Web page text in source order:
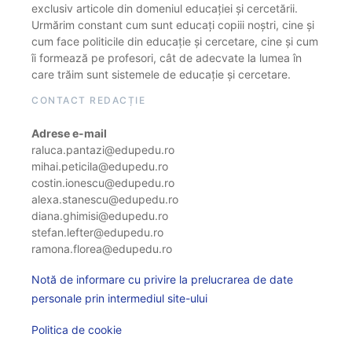
exclusiv articole din domeniul educației și cercetării.
Urmărim constant cum sunt educați copiii noștri, cine și
cum face politicile din educație și cercetare, cine și cum
îi formează pe profesori, cât de adecvate la lumea în
care trăim sunt sistemele de educație și cercetare.
CONTACT REDACȚIE
Adrese e-mail
raluca.pantazi@edupedu.ro
mihai.peticila@edupedu.ro
costin.ionescu@edupedu.ro
alexa.stanescu@edupedu.ro
diana.ghimisi@edupedu.ro
stefan.lefter@edupedu.ro
ramona.florea@edupedu.ro
Notă de informare cu privire la prelucrarea de date
personale prin intermediul site-ului
Politica de cookie